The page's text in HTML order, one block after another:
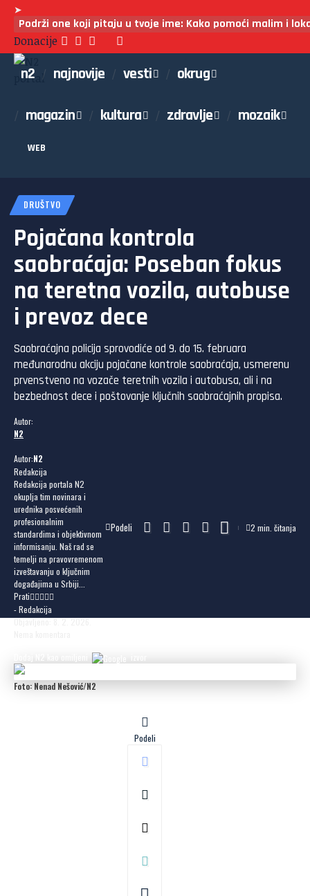
➤
Podrži one koji pitaju u tvoje ime: Kako pomoći malim i
Donacije
n2 najnovije vesti okrug
magazin kultura zdravlje mozaik
WEB
DRUŠTVO
Pojačana kontrola
saobraćaja: Poseban fokus
na teretna vozila, autobuse
i prevoz dece
Saobraćajna policija sprovodiće od 9. do 15. februara
međunarodnu akciju pojačane kontrole saobraćaja, usmerenu
prvenstveno na vozače teretnih vozila i autobusa, ali i na
bezbednost dece i poštovanje ključnih saobraćajnih propisa.
Autor:
N2
Autor:N2
Redakcija
Redakcija portala N2
okuplja tim novinara i
urednika posvećenih
profesionalnim
standardima i objektivnom
informisanju. Naš rad se
temelji na pravovremenom
izveštavanju o ključnim
događajima u Srbiji...
Prati
- Redakcija
Objavljeno: 8. 2. 2026.
Podeli 2 min. čitanja
Foto: Nenad Nešović/N2
Podeli